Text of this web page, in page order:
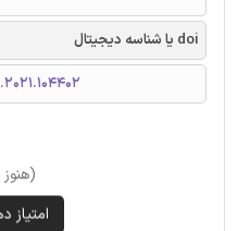
doi یا شناسه دیجیتال